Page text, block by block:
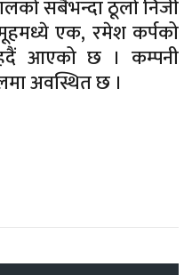
सबैभन्दा ठूलो निजी
एक, रमेश कर्पको
आएको छ । कम्पनी
अवस्थित छ ।